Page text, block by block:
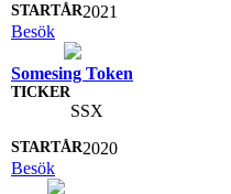
2021
Besök
Somesing Token
SSX
2020
Besök